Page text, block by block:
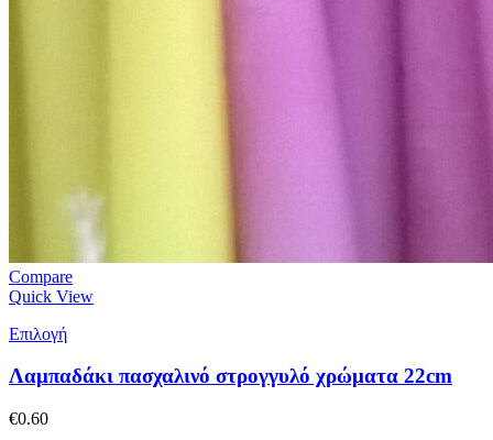
Compare
Quick View
Επιλογή
Λαμπαδάκι πασχαλινό στρογγυλό χρώματα 22cm
€0.60